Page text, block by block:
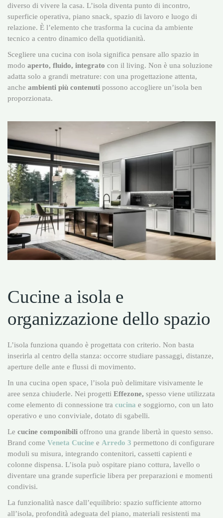
diverso di vivere la casa. L’isola diventa punto di incontro,
superficie operativa, piano snack, spazio di lavoro e luogo di
relazione. È l’elemento che trasforma la cucina da ambiente
tecnico a centro dinamico della quotidianità.
Scegliere una cucina con isola significa pensare allo spazio in
modo aperto, fluido, integrato con il living. Non è una soluzione
adatta solo a grandi metrature: con una progettazione attenta,
anche ambienti più contenuti possono accogliere un’isola ben
proporzionata.
Cucine a isola e
organizzazione dello spazio
L’isola funziona quando è progettata con criterio. Non basta
inserirla al centro della stanza: occorre studiare passaggi, distanze,
aperture delle ante e flussi di movimento.
In una cucina open space, l’isola può delimitare visivamente le
aree senza chiuderle. Nei progetti Effezone, spesso viene utilizzata
come elemento di connessione tra cucina e soggiorno, con un lato
operativo e uno conviviale, dotato di sgabelli.
Le cucine componibili offrono una grande libertà in questo senso.
Brand come Veneta Cucine e Arredo 3 permettono di configurare
moduli su misura, integrando contenitori, cassetti capienti e
colonne dispensa. L’isola può ospitare piano cottura, lavello o
diventare una grande superficie libera per preparazioni e momenti
condivisi.
La funzionalità nasce dall’equilibrio: spazio sufficiente attorno
all’isola, profondità adeguata del piano, materiali resistenti ma